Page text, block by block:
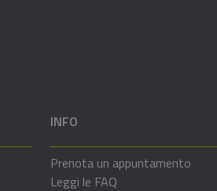
INFO
Prenota un appuntamento
Leggi le FAQ